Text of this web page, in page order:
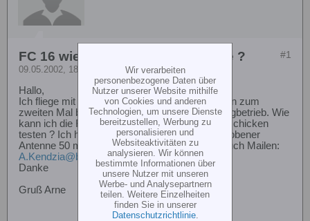
#1
FC 16 wie teste ich die Reichweite ?
09.05.2002, 18:17
Hallo,
Ich fliege mit der FC 16 Helis, hatte Heute schon zum
zweiten Mal bei beiden Helis Zuckungen im Flugbetrieb. Wie
kann ich die Reichweite des Senders ohne Einschicken
testen ? Ich habe da was im Kopf mit eingeschobener
Antenne 50 m Entfernung ?!? Antworten bitte auch Mailen:
A.Kendzia@bockeroth.de
Danke
Gruß Arne
Wir verarbeiten
personenbezogene Daten über
Nutzer unserer Website mithilfe
von Cookies und anderen
Technologien, um unsere Dienste
bereitzustellen, Werbung zu
personalisieren und
Websiteaktivitäten zu
analysieren. Wir können
bestimmte Informationen über
unsere Nutzer mit unseren
Werbe- und Analysepartnern
teilen. Weitere Einzelheiten
finden Sie in unserer
Datenschutzrichtlinie.